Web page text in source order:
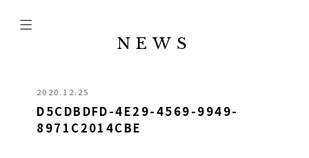
NEWS
2020.12.25
D5CDBDFD-4E29-4569-9949-
8971C2014CBE